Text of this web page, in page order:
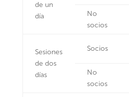
de un
día
No
socios
Sesiones
de dos
días
Socios
No
socios